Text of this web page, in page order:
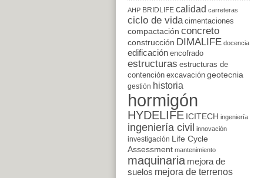
AHP BRIDLIFE calidad carreteras
ciclo de vida cimentaciones
compactación concreto
construcción DIMALIFE docencia
edificación encofrado
estructuras estructuras de
contención excavación geotecnia
gestión historia
hormigón
HYDELIFE ICITECH ingeniería
ingeniería civil innovación
investigación
Life Cycle
Assessment mantenimiento
maquinaria mejora de
suelos mejora de terrenos